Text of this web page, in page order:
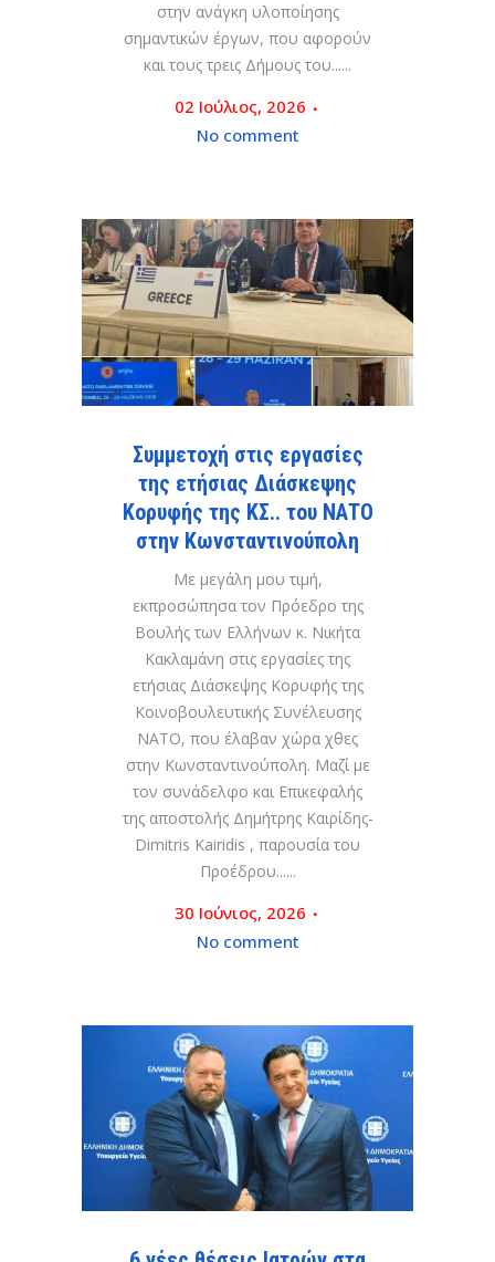
στην ανάγκη υλοποίησης
σημαντικών έργων, που αφορούν
και τους τρεις Δήμους του......
02 Ιούλιος, 2026
No comment
Συμμετοχή στις εργασίες
της ετήσιας Διάσκεψης
Κορυφής της ΚΣ.. του ΝΑΤΟ
στην Κωνσταντινούπολη
Με μεγάλη μου τιμή,
εκπροσώπησα τον Πρόεδρο της
Βουλής των Ελλήνων κ. Νικήτα
Κακλαμάνη στις εργασίες της
ετήσιας Διάσκεψης Κορυφής της
Κοινοβουλευτικής Συνέλευσης
ΝΑΤΟ, που έλαβαν χώρα χθες
στην Κωνσταντινούπολη. Μαζί με
τον συνάδελφο και Επικεφαλής
της αποστολής Δημήτρης Καιρίδης-
Dimitris Kairidis , παρουσία του
Προέδρου......
30 Ιούνιος, 2026
No comment